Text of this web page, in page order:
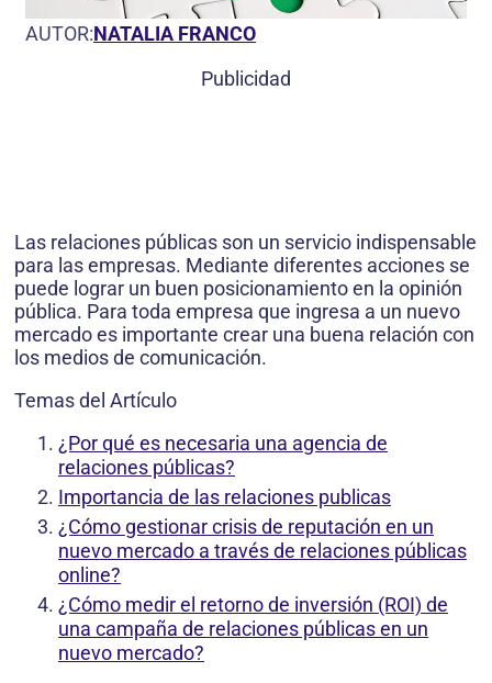
AUTOR:NATALIA FRANCO
Publicidad
Las relaciones públicas son un servicio indispensable
para las empresas. Mediante diferentes acciones se
puede lograr un buen posicionamiento en la opinión
pública. Para toda empresa que ingresa a un nuevo
mercado es importante crear una buena relación con
los medios de comunicación.
Temas del Artículo
¿Por qué es necesaria una agencia de
relaciones públicas?
Importancia de las relaciones publicas
¿Cómo gestionar crisis de reputación en un
nuevo mercado a través de relaciones públicas
online?
¿Cómo medir el retorno de inversión (ROI) de
una campaña de relaciones públicas en un
nuevo mercado?